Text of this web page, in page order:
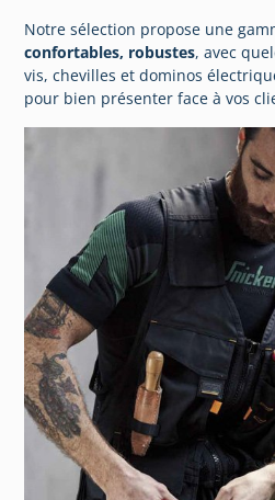
Notre sélection propose une
confortables, robustes, avec
vis, chevilles et dominos
pour bien présenter face à vos